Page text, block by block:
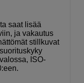
saat lisää
ja vakautus
stillkuvat
ISO-